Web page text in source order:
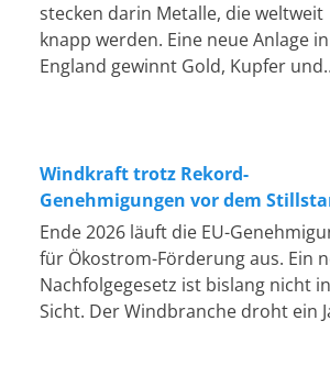
stecken darin Metalle, die weltweit
knapp werden. Eine neue Anlage in
England gewinnt Gold, Kupfer und
schmilzt Leiterplatten und
bei mehreren hundert bis über
tausend Grad ein. Energieintensiv
nur im industriellen Großmaßstab
möglich. Das Londoner Start-up
DEScycle hat im englischen
Windkraft trotz Rekord-
Genehmigungen vor dem
Ende 2026 läuft die EU-
für Ökostrom-Förderung aus. Ein
Nachfolgegesetz ist bislang nicht in
Sicht. Der Windbranche droht ein